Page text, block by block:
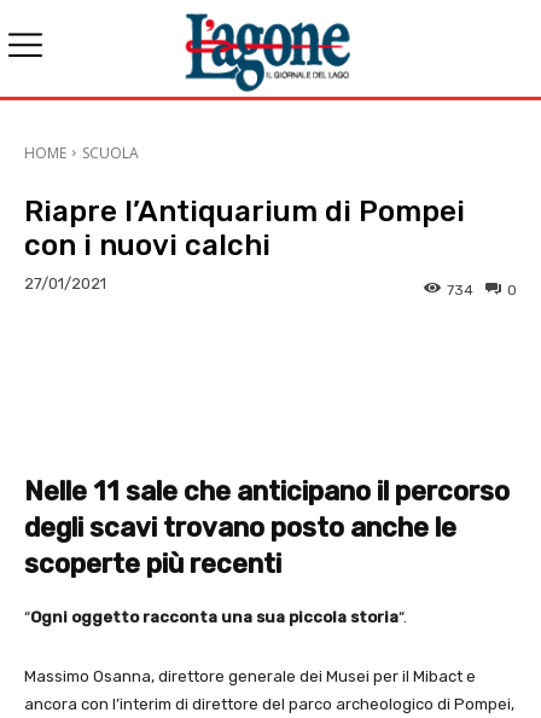
HOME SCUOLA
Riapre l’Antiquarium di Pompei
con i nuovi calchi
27/01/2021 0
734
Nelle 11 sale che anticipano il percorso
degli scavi trovano posto anche le
scoperte più recenti
“Ogni oggetto racconta una sua piccola storia“.
Massimo Osanna, direttore generale dei Musei per il Mibact e
ancora con l’interim di direttore del parco archeologico di Pompei,